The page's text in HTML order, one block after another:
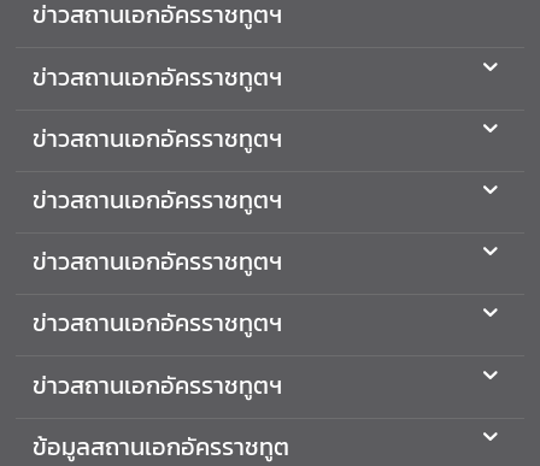
ง
ร
ะ
ท
ว
ม
ม
พั
ข่าวสถานเอกอัครราชทูตฯ
ข่าวสถานเอกอัครราชทูตฯ
ข่าวสถานเอกอัครราชทูตฯ
ข่าวสถานเอกอัครราชทูตฯ
ข่าวสถานเอกอัครราชทูตฯ
ข่าวสถานเอกอัครราชทูตฯ
ข่าวสถานเอกอัครราชทูตฯ
ข้อมูลสถานเอกอัครราชทูต